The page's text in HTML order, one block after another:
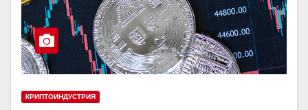
КРИПТОИНДУСТРИЯ